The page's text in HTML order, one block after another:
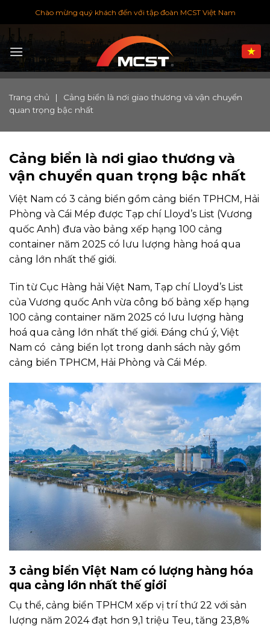
đến
nội
dung
Chào mừng quý khách đến với tập đoàn MCST Việt Nam
Trang chủ |
Cảng biển là nơi giao thương và vận chuyển
quan trọng bậc nhất
Cảng biển là nơi giao thương và
vận chuyển quan trọng bậc nhất
Việt Nam có 3 cảng biển gồm cảng biển TPHCM, Hải
Phòng và Cái Mép được Tạp chí Lloyd’s List (Vương
quốc Anh) đưa vào bảng xếp hạng 100 cảng
container năm 2025 có lưu lượng hàng hoá qua
cảng lớn nhất thế giới.
Tin từ Cục Hàng hải Việt Nam, Tạp chí Lloyd’s List
của Vương quốc Anh vừa công bố bảng xếp hạng
100 cảng container năm 2025 có lưu lượng hàng
hoá qua cảng lớn nhất thế giới. Đáng chú ý, Việt
Nam có cảng biển lọt trong danh sách này gồm
cảng biển TPHCM, Hải Phòng và Cái Mép.
3 cảng biển Việt Nam có lượng hàng hóa
qua cảng lớn nhất thế giới
Cụ thể, cảng biển TPHCM xếp vị trí thứ 22 với sản
lượng năm 2024 đạt hơn 9,1 triệu Teu, tăng 23,8%